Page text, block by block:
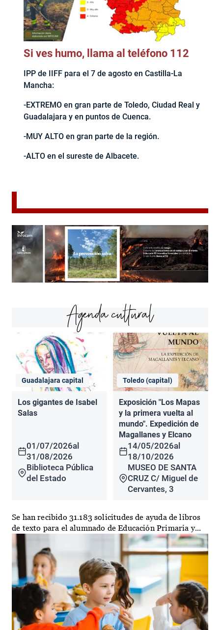
Si ves humo, llama al teléfono 112
IPP de IIFF para el 7 de agosto en Castilla-La
Mancha:
-EXTREMO en gran parte de Toledo, Ciudad Real y
Guadalajara y en puntos de Cuenca.
-MUY ALTO en gran parte de la región.
-ALTO en el sureste de Albacete.
Agenda cultural
Guadalajara capital
Los gigantes de Isabel
Salas
01/07/2026al
31/08/2026
Biblioteca Pública
del Estado
Toledo (capital)
Exposición "Los Mapas
y la primera vuelta al
mundo". Expedición de
Magallanes y Elcano
14/05/2026al
18/10/2026
MUSEO DE SANTA
CRUZ C/ Miguel de
Cervantes, 3
Se han recibido 31.183 solicitudes de ayuda de libros
de texto para el alumnado de Educación Primaria y...